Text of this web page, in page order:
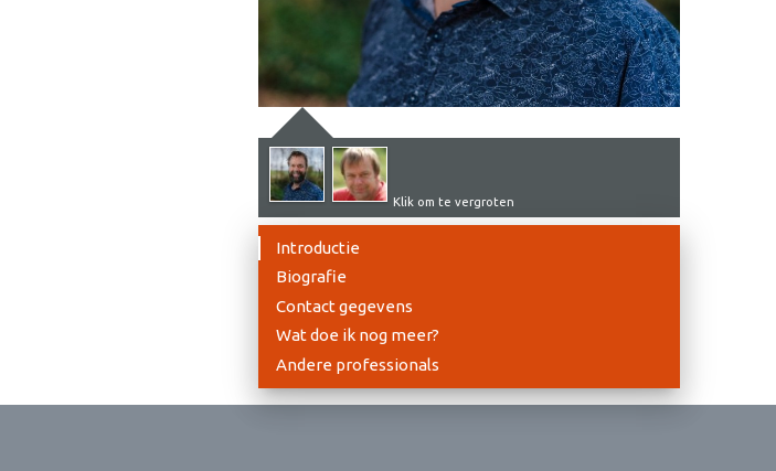
Klik om te vergroten
Introductie
Biografie
Contact gegevens
Wat doe ik nog meer?
Andere professionals